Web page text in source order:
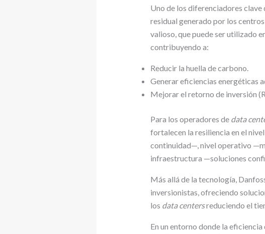
Uno de los diferenciadores
residual generado por los
valioso, que puede ser utilizado
contribuyendo a:
Reducir la huella de carbono.
Generar eficiencias energéticas
Mejorar el retorno de inversión
Para los operadores dedata
fortalecen la resiliencia en el
continuidad—, nivel operativo
infraestructura —soluciones
Más allá de la tecnología,
inversionistas, ofreciendo
los data centersreduciendo el
En un entorno donde la